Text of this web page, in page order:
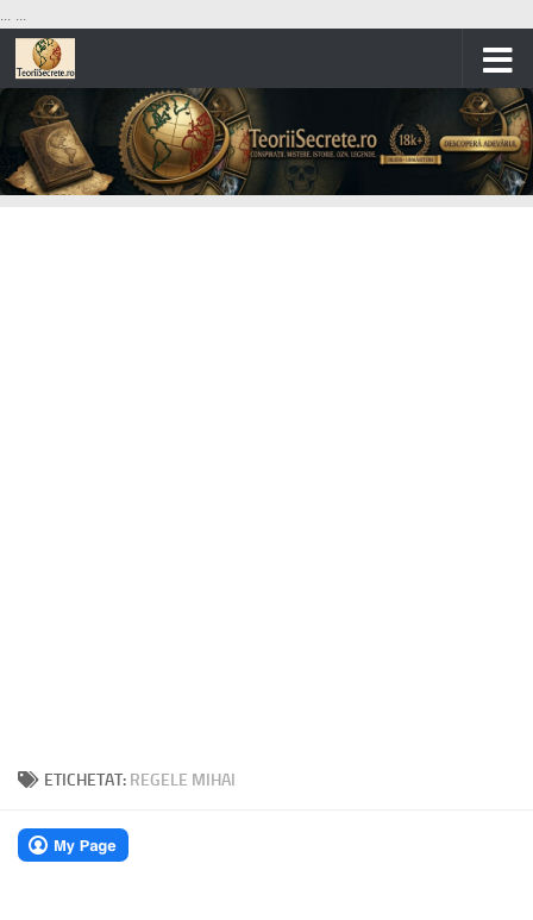
... ...
Skip to content
ETICHETAT: REGELE MIHAI